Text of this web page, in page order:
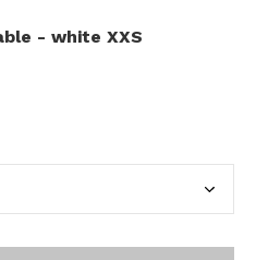
- white XXS